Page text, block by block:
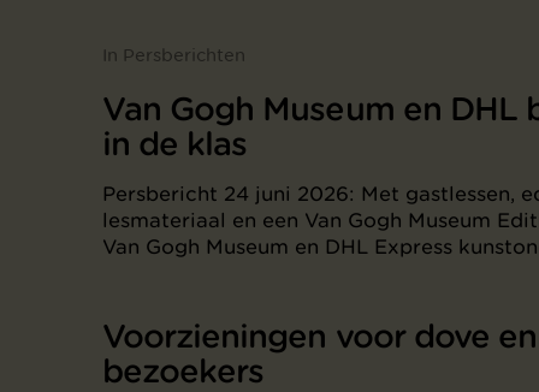
In Persberichten
Van Gogh Museum en DHL
in de klas
Persbericht 24 juni 2026: Met gastlessen,
lesmateriaal en een Van Gogh Museum
Van Gogh Museum en DHL Express
Voorzieningen voor dove
bezoekers